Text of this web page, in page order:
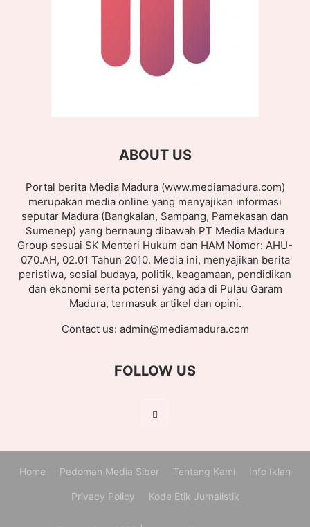
ABOUT US
Portal berita Media Madura (www.mediamadura.com)
merupakan media online yang menyajikan informasi
seputar Madura (Bangkalan, Sampang, Pamekasan dan
Sumenep) yang bernaung dibawah PT Media Madura
Group sesuai SK Menteri Hukum dan HAM Nomor: AHU-
070.AH, 02.01 Tahun 2010. Media ini, menyajikan berita
peristiwa, sosial budaya, politik, keagamaan, pendidikan
dan ekonomi serta potensi yang ada di Pulau Garam
Madura, termasuk artikel dan opini.
Contact us: admin@mediamadura.com
FOLLOW US
Home Pedoman Media Siber Tentang Kami Info Iklan
Privacy Policy Kode Etik Jurnalistik